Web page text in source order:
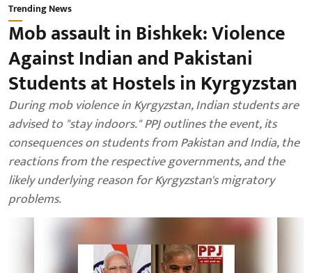
Trending News
Mob assault in Bishkek: Violence
Against Indian and Pakistani
Students at Hostels in Kyrgyzstan
During mob violence in Kyrgyzstan, Indian students are
advised to "stay indoors." PPJ outlines the event, its
consequences on students from Pakistan and India, the
reactions from the respective governments, and the
likely underlying reason for Kyrgyzstan's migratory
problems.